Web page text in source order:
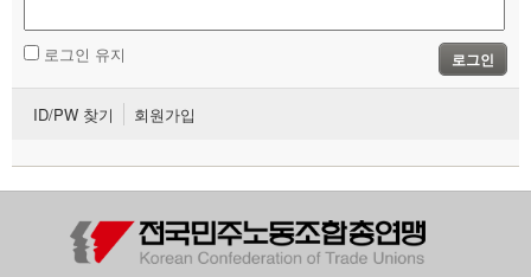
로그인 유지 로그인
ID/PW 찾기 회원가입
- 전국 노동상담소 안내
자료
부설기관